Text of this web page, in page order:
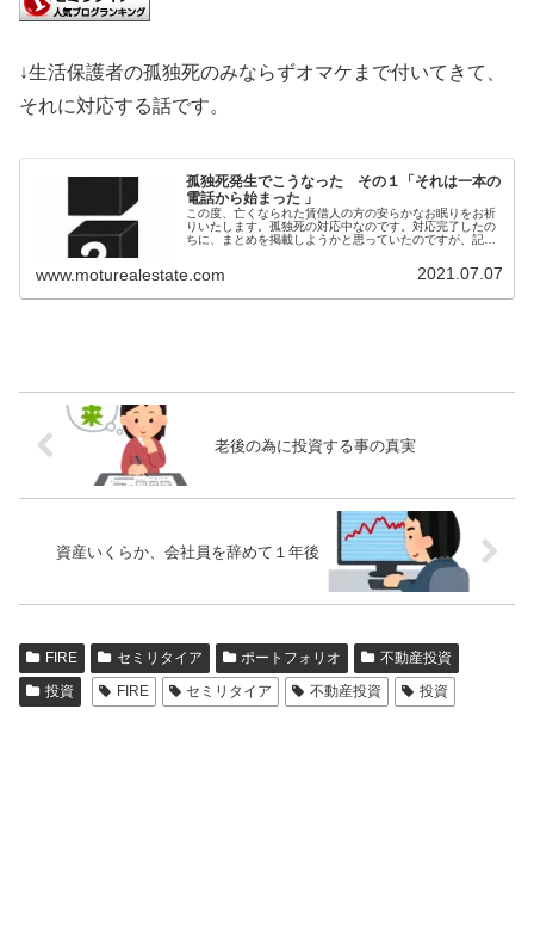
↓生活保護者の孤独死のみならずオマケまで付いてきて、
それに対応する話です。
孤独死発生でこうなった その１「それは一本の
電話から始まった 」
この度、亡くなられた賃借人の方の安らかなお眠りをお祈
りいたします。孤独死の対応中なのです。対応完了したの
ちに、まとめを掲載しようかと思っていたのですが、記憶
www.moturealestate.com 2021.07.07
老後の為に投資する事の真実
資産いくらか、会社員を辞めて１年後
FIRE セミリタイア ポートフォリオ
不動産投資
投資
FIRE セミリタイア 不動産投資 投資